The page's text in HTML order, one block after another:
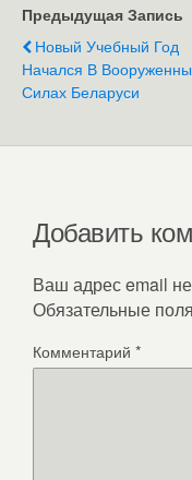
Предыдущая Запись
Новый Учебный Год
Начался В
Силах Беларуси
Добавить
Ваш адрес email
Обязательные
Комментарий *